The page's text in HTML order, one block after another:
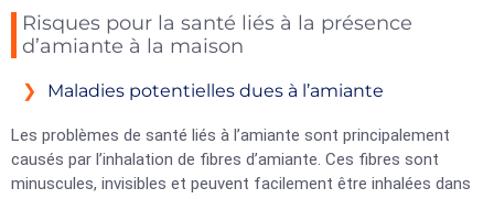
Risques pour la santé liés à la présence
d’amiante à la maison
Maladies potentielles dues à l’amiante
Les problèmes de santé liés à l’amiante sont principalement
causés par l’inhalation de fibres d’amiante. Ces fibres sont
minuscules, invisibles et peuvent facilement être inhalées dans